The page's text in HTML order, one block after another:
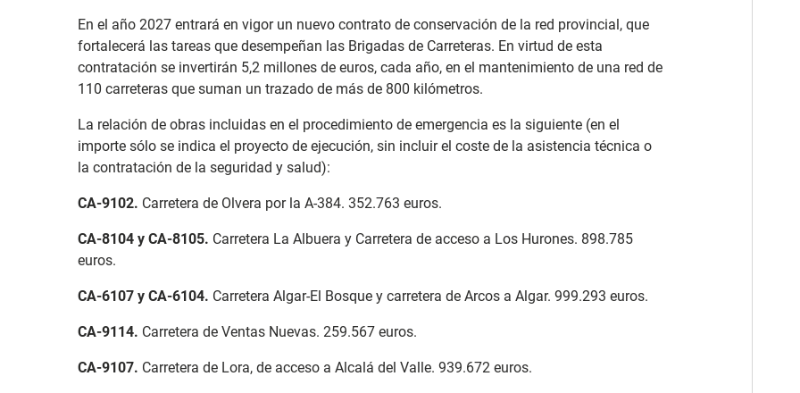
En el año 2027 entrará en vigor un nuevo contrato de conservación de la red provincial, que
fortalecerá las tareas que desempeñan las Brigadas de Carreteras. En virtud de esta
contratación se invertirán 5,2 millones de euros, cada año, en el mantenimiento de una red de
110 carreteras que suman un trazado de más de 800 kilómetros.
La relación de obras incluidas en el procedimiento de emergencia es la siguiente (en el
importe sólo se indica el proyecto de ejecución, sin incluir el coste de la asistencia técnica o
la contratación de la seguridad y salud):
CA-9102. Carretera de Olvera por la A-384. 352.763 euros.
CA-8104 y CA-8105. Carretera La Albuera y Carretera de acceso a Los Hurones. 898.785
euros.
CA-6107 y CA-6104. Carretera Algar-El Bosque y carretera de Arcos a Algar. 999.293 euros.
CA-9114. Carretera de Ventas Nuevas. 259.567 euros.
CA-9107. Carretera de Lora, de acceso a Alcalá del Valle. 939.672 euros.